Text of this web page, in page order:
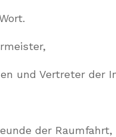
und Vertreter der
der Raumfahrt,